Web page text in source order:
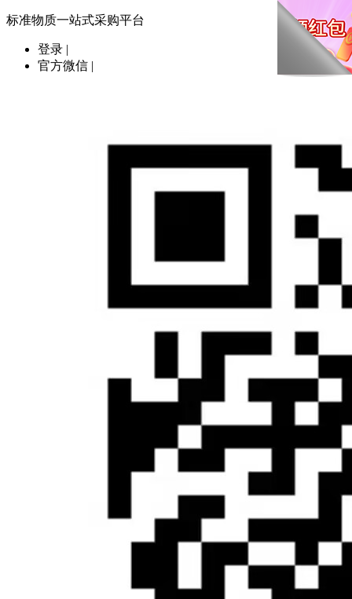
标准物质一站式采购平台
登录 |
官方微信 |